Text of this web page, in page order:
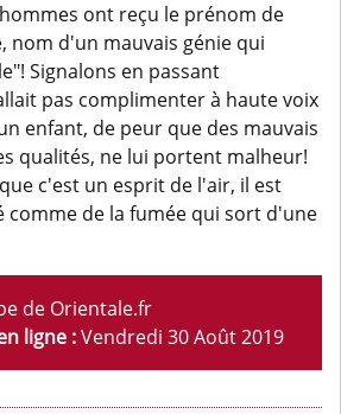
ont reçu le prénom de
nom d'un mauvais génie qui
Signalons en passant
pas complimenter à haute voix
enfant, de peur que des mauvais
qualités, ne lui portent malheur!
c'est un esprit de l'air, il est
comme de la fumée qui sort d'une
de Orientale.fr
ligne :Vendredi 30 Août 2019